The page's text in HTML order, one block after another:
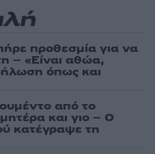
προθεσμία για να
– «Είναι αθώα,
όπως και
από το
και γιο – Ο
κατέγραψε τη